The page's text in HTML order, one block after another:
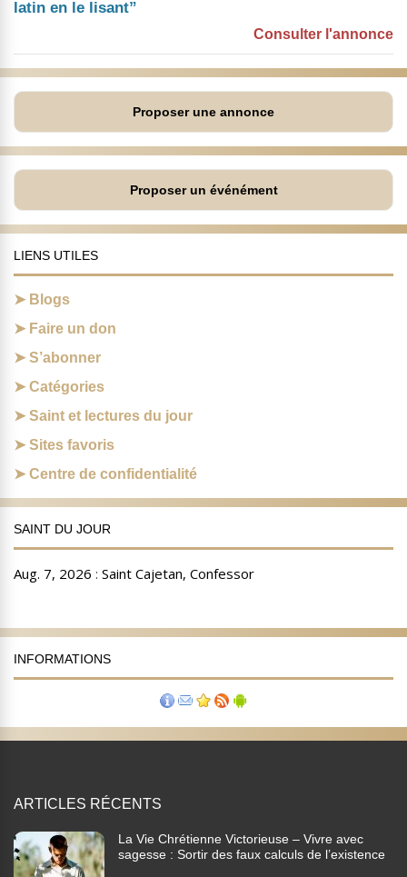
latin en le lisant”
Consulter l'annonce
Proposer une annonce
Proposer un événément
LIENS UTILES
Blogs
Faire un don
S’abonner
Catégories
Saint et lectures du jour
Sites favoris
Centre de confidentialité
SAINT DU JOUR
INFORMATIONS
ARTICLES RÉCENTS
La Vie Chrétienne Victorieuse – Vivre avec
sagesse : Sortir des faux calculs de l’existence